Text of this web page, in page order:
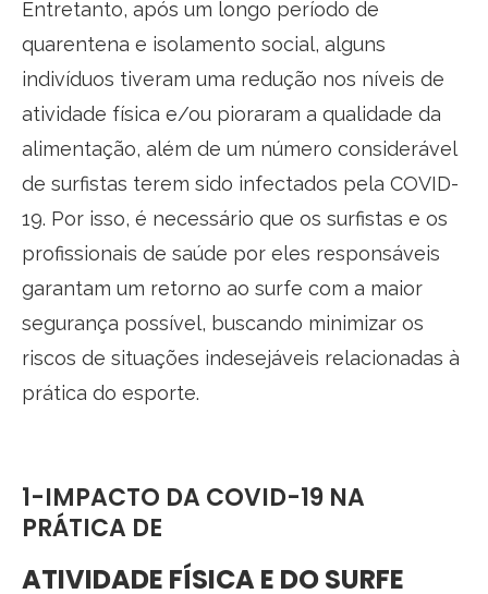
Entretanto, após um longo período de
quarentena e isolamento social, alguns
indivíduos tiveram uma redução nos níveis de
atividade física e/ou pioraram a qualidade da
alimentação, além de um número considerável
de surfistas terem sido infectados pela COVID-
19. Por isso, é necessário que os surfistas e os
profissionais de saúde por eles responsáveis
garantam um retorno ao surfe com a maior
segurança possível, buscando minimizar os
riscos de situações indesejáveis relacionadas à
prática do esporte.
1-IMPACTO DA COVID-19 NA
PRÁTICA DE
ATIVIDADE FÍSICA E DO SURFE